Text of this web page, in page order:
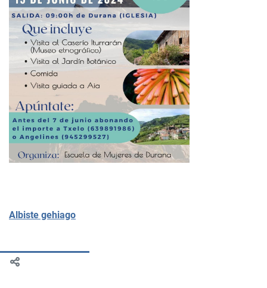
Albiste gehiago